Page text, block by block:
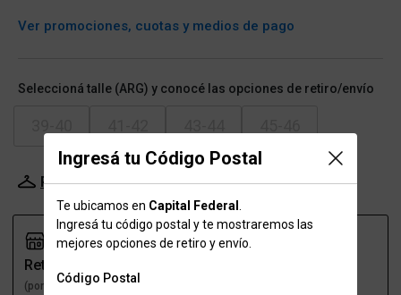
Ingresá tu Código Postal
Te ubicamos en Capital Federal
Ingresá tu código postal y te mostraremos las
mejores opciones de retiro y envío.
Código Postal
Ver promociones, cuotas y medios de pago
Seleccioná talle (ARG) y conocé las opciones de retiro/envío
Probador Virtual Tabla de talles
Retiro
(por una sucursal)